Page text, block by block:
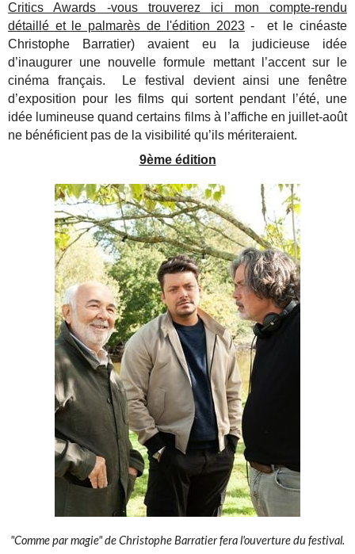
Critics Awards -vous trouverez ici mon compte-rendu
détaillé et le palmarès de l'édition 2023- et le cinéaste
Christophe Barratier) avaient eu la judicieuse idée
d’inaugurer une nouvelle formule mettant l’accent sur le
cinéma français. Le festival devient ainsi une fenêtre
d’exposition pour les films qui sortent pendant l’été, une
idée lumineuse quand certains films à l’affiche en juillet-août
ne bénéficient pas de la visibilité qu’ils mériteraient.
9ème édition
"Comme par magie" de Christophe Barratier fera l'ouverture du festival.